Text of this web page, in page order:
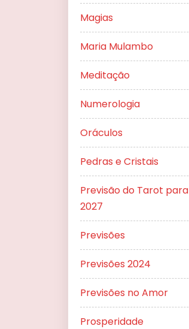
Magias
Maria Mulambo
Meditação
Numerologia
Oráculos
Pedras e Cristais
Previsão do Tarot para
2027
Previsões
Previsões 2024
Previsões no Amor
Prosperidade